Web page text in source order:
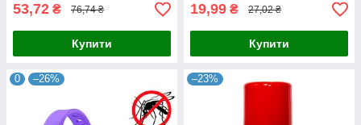
53,72 ₴ 76,74 ₴
Купити
19,99 ₴ 27,02 ₴
Купити
0 –26% –23%